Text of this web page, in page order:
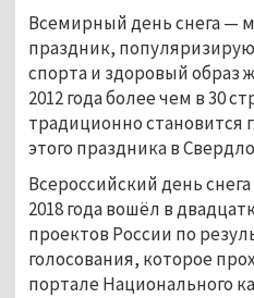
Всемирный день снега —
праздник,
спорта и здоровый образ
2012 года более чем в 30
традиционно становится
этого праздника в
Всероссийский день
2018 года вошёл в
проектов России по
голосования, которое
портале Национального